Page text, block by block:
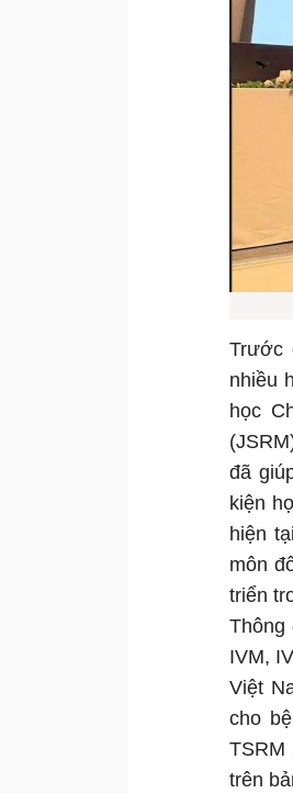
Trước
nhiều
học
đã
kiện
hiện
môn
triển
Thông
IVM,
Việt
cho
TSRM
trên